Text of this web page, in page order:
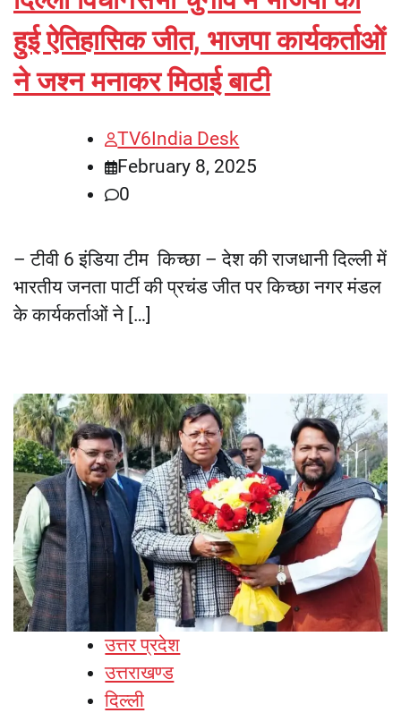
हुई ऐतिहासिक जीत, भाजपा कार्यकर्ताओं
ने जश्न मनाकर मिठाई बाटी
TV6India Desk
February 8, 2025
0
– टीवी 6 इंडिया टीम किच्छा – देश की राजधानी दिल्ली में
भारतीय जनता पार्टी की प्रचंड जीत पर किच्छा नगर मंडल
के कार्यकर्ताओं ने […]
उत्तर प्रदेश
उत्तराखण्ड
दिल्ली